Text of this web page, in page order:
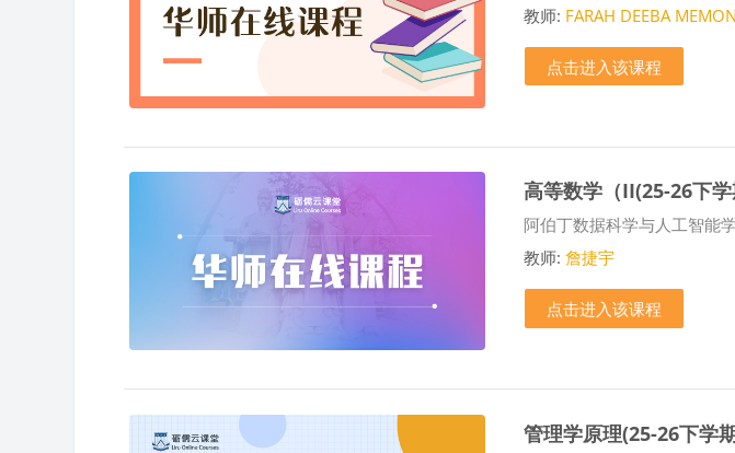
教师: FARAH DEEBA MEMON
点击进入该课程
高等数学（II(25-26下
课程类别
阿伯丁数据科学与人工智能
教师:詹捷宇
点击进入该课程
管理学原理(25-26下学